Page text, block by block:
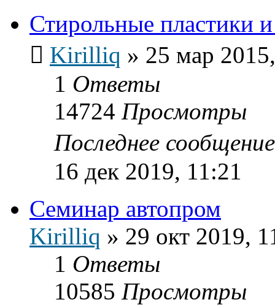
Стирольные пластики
Kirilliq » 25 мар
1 Ответы
14724 Просмотры
Последнее
16 дек 2019, 11:21
Семинар автопром
Kirilliq » 29 окт 2019,
1 Ответы
10585 Просмотры